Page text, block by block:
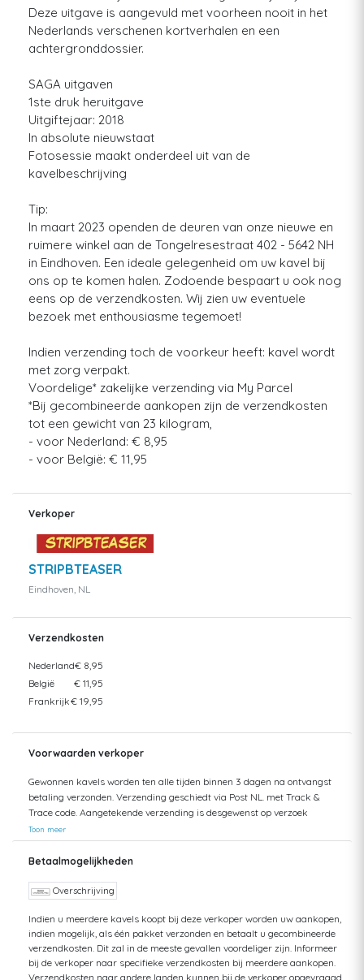
Deze uitgave is aangevuld met voorheen nooit in het
Nederlands verschenen kortverhalen en een
achtergronddossier.
SAGA uitgaven
1ste druk heruitgave
Uitgiftejaar: 2018
In absolute nieuwstaat
Fotosessie maakt onderdeel uit van de
kavelbeschrijving
Tip:
In maart 2023 openden de deuren van onze nieuwe en
ruimere winkel aan de Tongelresestraat 402 - 5642 NH
in Eindhoven. Een ideale gelegenheid om uw kavel bij
ons op te komen halen. Zodoende bespaart u ook nog
eens op de verzendkosten. Wij zien uw eventuele
bezoek met enthousiasme tegemoet!
Indien verzending toch de voorkeur heeft: kavel wordt
met zorg verpakt.
Voordelige* zakelijke verzending via My Parcel
*Bij gecombineerde aankopen zijn de verzendkosten
tot een gewicht van 23 kilogram,
- voor Nederland: € 8,95
- voor België: € 11,95
Verkoper
STRIPBTEASER
Eindhoven, NL
Verzendkosten
Nederland€ 8,95
België
€ 11,95
Frankrijk€ 19,95
Voorwaarden verkoper
Gewonnen kavels worden ten alle tijden binnen 3 dagen na ontvangst
betaling verzonden. Verzending geschiedt via Post NL. met Track &
Trace code. Aangetekende verzending is desgewenst op verzoek
mogelijk. Kosten koper. Verzending naar buitenland geschiedt altijd
middels verzekerde pakketpost. Verzendkosten besparen? U kunt uw
aankopen ook ophalen bij ons in Eindhoven (NL). Ophalen is mogelijk tot
enkel nog verzending mogelijk met bijbetaling van verzendkosten en
opslag, administratie en verzekering. Het minimale bedrag dat wij
hiervoor in rekening brengen, is € 25,00 incl. BTW. Meerdere aankopen
binnen een periode van 5 werkdagen, kunt u in één keer laten
verzenden. U betaalt dan slechts 1x gecombineerde verzendkosten.
Toon meer
Betaalmogelijkheden
Overschrijving
Indien u meerdere kavels koopt bij deze verkoper worden uw aankopen,
indien mogelijk, als één pakket verzonden en betaalt u gecombineerde
verzendkosten. Dit zal in de meeste gevallen voordeliger zijn. Informeer
bij de verkoper naar specifieke verzendkosten bij meerdere aankopen.
Verzendkosten naar andere landen kunnen bij de verkoper opgevraagd